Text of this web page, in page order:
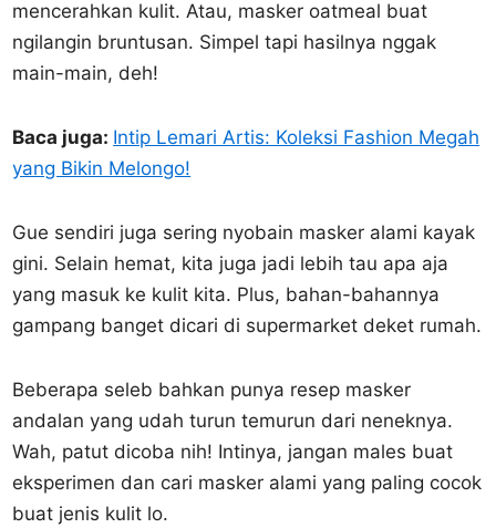
mencerahkan kulit. Atau, masker oatmeal buat
ngilangin bruntusan. Simpel tapi hasilnya nggak
main-main, deh!
Baca juga: Intip Lemari Artis: Koleksi Fashion Megah
yang Bikin Melongo!
Gue sendiri juga sering nyobain masker alami kayak
gini. Selain hemat, kita juga jadi lebih tau apa aja
yang masuk ke kulit kita. Plus, bahan-bahannya
gampang banget dicari di supermarket deket rumah.
Beberapa seleb bahkan punya resep masker
andalan yang udah turun temurun dari neneknya.
Wah, patut dicoba nih! Intinya, jangan males buat
eksperimen dan cari masker alami yang paling cocok
buat jenis kulit lo.